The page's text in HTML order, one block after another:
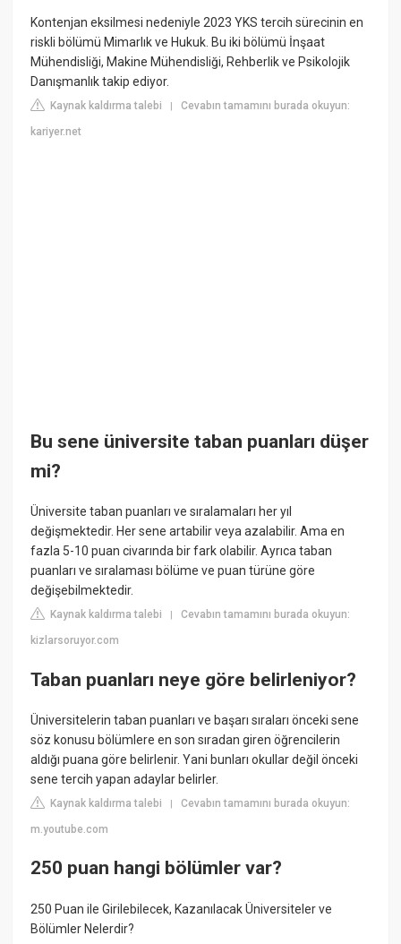
Kontenjan eksilmesi nedeniyle 2023 YKS tercih sürecinin en
riskli bölümü Mimarlık ve Hukuk. Bu iki bölümü İnşaat
Mühendisliği, Makine Mühendisliği, Rehberlik ve Psikolojik
Danışmanlık takip ediyor.
Kaynak kaldırma talebi |Cevabın tamamını burada okuyun:
kariyer.net
Bu sene üniversite taban puanları düşer
mi?
Üniversite taban puanları ve sıralamaları her yıl
değişmektedir. Her sene artabilir veya azalabilir. Ama en
fazla 5-10 puan civarında bir fark olabilir. Ayrıca taban
puanları ve sıralaması bölüme ve puan türüne göre
değişebilmektedir.
Kaynak kaldırma talebi |Cevabın tamamını burada okuyun:
kizlarsoruyor.com
Taban puanları neye göre belirleniyor?
Üniversitelerin taban puanları ve başarı sıraları önceki sene
söz konusu bölümlere en son sıradan giren öğrencilerin
aldığı puana göre belirlenir. Yani bunları okullar değil önceki
sene tercih yapan adaylar belirler.
Kaynak kaldırma talebi |Cevabın tamamını burada okuyun:
m.youtube.com
250 puan hangi bölümler var?
250 Puan ile Girilebilecek, Kazanılacak Üniversiteler ve
Bölümler Nelerdir?